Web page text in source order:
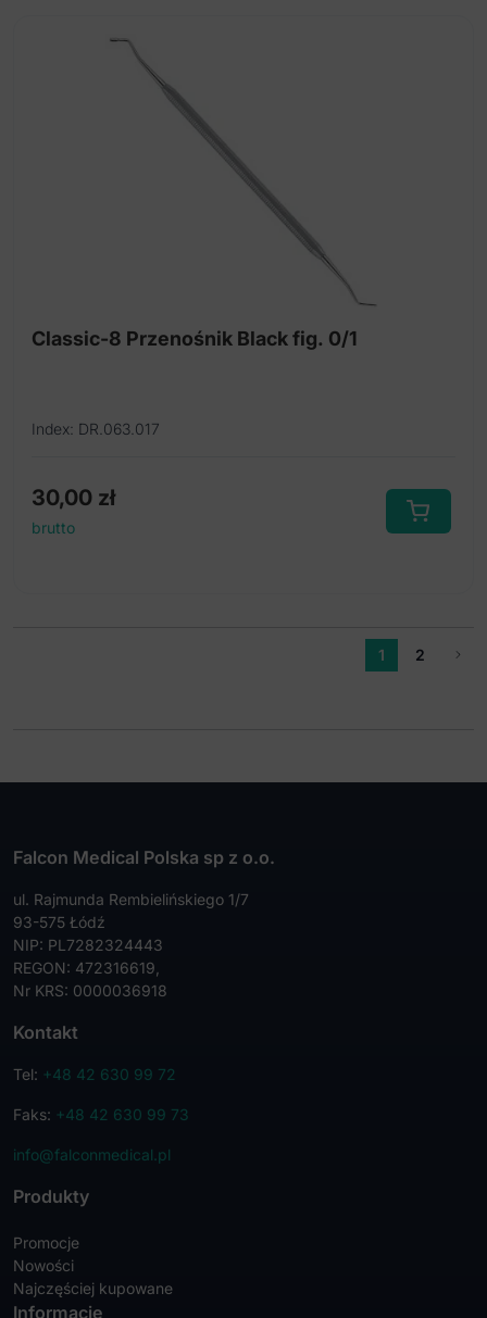
Classic-8 Przenośnik Black fig. 0/1
Index: DR.063.017
30,00 zł
brutto
1 2
Falcon Medical Polska sp z o.o.
ul. Rajmunda Rembielińskiego 1/7
93-575 Łódź
NIP: PL7282324443
REGON: 472316619,
Nr KRS: 0000036918
Kontakt
Tel: +48 42 630 99 72
Faks: +48 42 630 99 73
info@falconmedical.pl
Produkty
Promocje
Nowości
Najczęściej kupowane
Informacje